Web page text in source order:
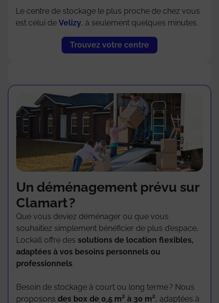
Le centre de stockage le plus proche de chez vous
est celui de Velizy, à seulement quelques minutes.
Trouvez votre centre
Un déménagement prévu sur
Clamart ?
Que vous deviez déménager ou que vous
souhaitiez simplement bénéficier de plus d’espace,
Lockall offre des solutions de location flexibles,
adaptées à vos besoins personnels ou
professionnels.
Besoin de stockage à court ou long terme ? Nous
proposons des box de 0,5 m² à 30 m², adaptées à